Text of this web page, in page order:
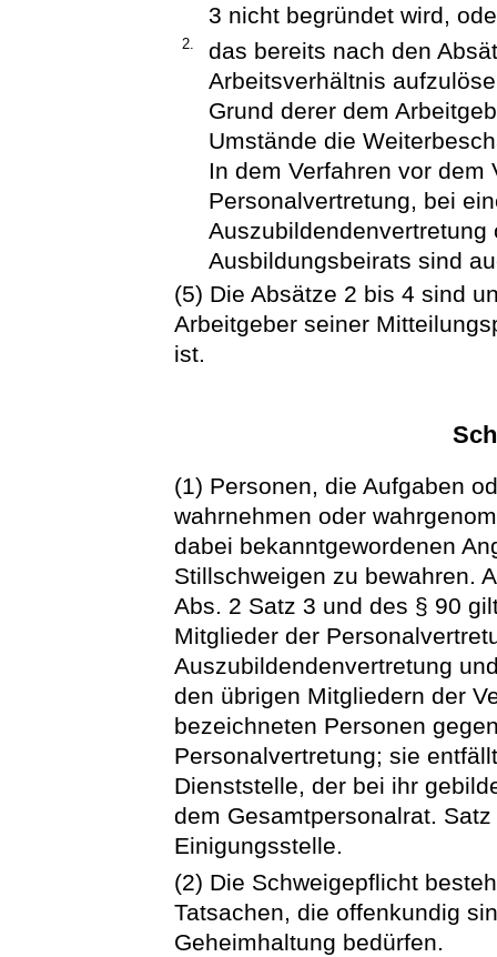
3 nicht begründet wird,
2.
das bereits nach den
Arbeitsverhältnis
Grund derer dem
Umstände die
In dem Verfahren vor
Personalvertretung, bei
Ausbildungsbeirats sind
(5) Die Absätze 2 bis 4 sind
Arbeitgeber seiner
ist.
(1) Personen, die Aufgaben
wahrnehmen oder
dabei bekanntgewordenen
Stillschweigen zu bewahren.
Abs. 2 Satz 3 und des § 90
Mitglieder der
Auszubildendenvertretung
den übrigen Mitgliedern der
bezeichneten Personen
Personalvertretung; sie
Dienststelle, der bei ihr
dem Gesamtpersonalrat.
Einigungsstelle.
(2) Die Schweigepflicht
Tatsachen, die offenkundig
Geheimhaltung bedürfen.